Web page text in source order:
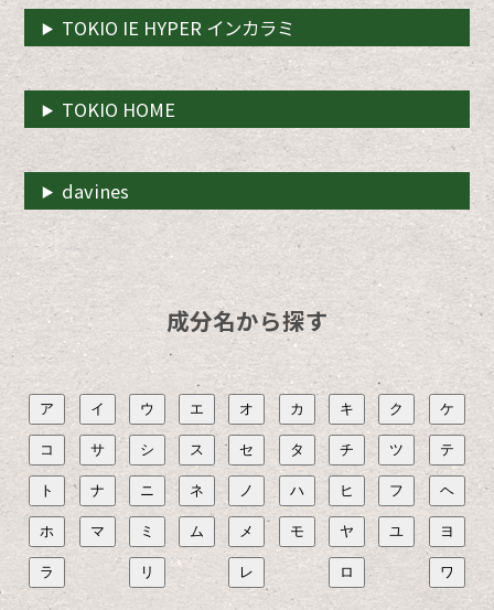
TOKIO IE HYPER インカラミ
TOKIO HOME
davines
成分名から探す
ア イ ウ エ オ カ キ ク ケ
コ サ シ ス セ タ チ ツ テ
ト ナ ニ ネ ノ ハ ヒ フ ヘ
ホ マ ミ ム メ モ ヤ ユ ヨ
ラ リ レ ロ ワ